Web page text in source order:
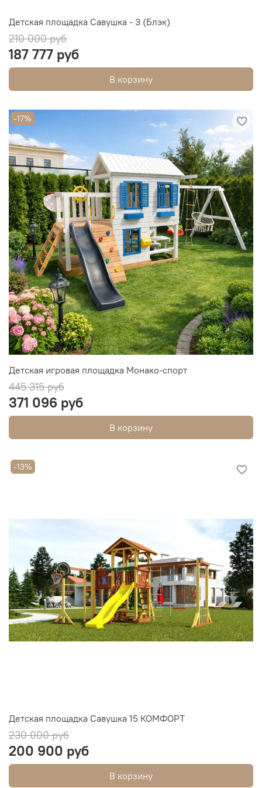
Детская площадка Савушка - 3 (Блэк)
210 000 руб
187 777 руб
В корзину
-17%
Детская игровая площадка Монако-спорт
445 315 руб
371 096 руб
В корзину
-13%
Детская площадка Савушка 15 КОМФОРТ
230 000 руб
200 900 руб
В корзину